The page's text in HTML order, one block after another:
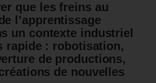
que les freins au
l’apprentissage
un contexte industriel
rapide : robotisation,
de productions,
de nouvelles